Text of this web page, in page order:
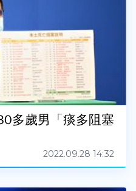
多歲男「痰多阻塞
2022.09.28 14:32